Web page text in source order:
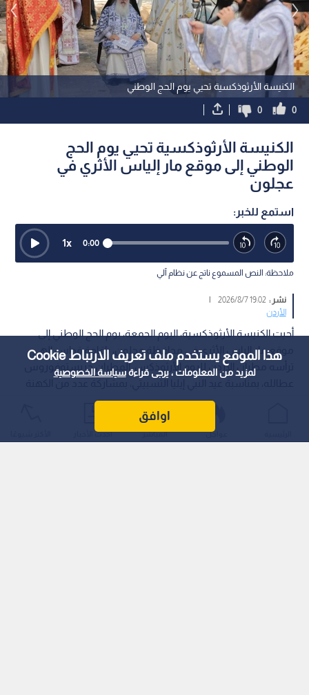
هذا الموقع يستخدم ملف تعريف الارتباط Cookie
لمزيد من المعلومات ، يرجى قراءةسياسة الخصوصية
اوافق
الكنيسة الأرثوذكسية تحيي يوم الحج الوطني
0
0
الكنيسة الأرثوذكسية تحيي يوم الحج
الوطني إلى موقع مار إلياس الأثري في
عجلون
استمع للخبر:
0:00
1x
ملاحظة: النص المسموع ناتج عن نظام آلي
نشر :19:02 2026/8/7
|
الأردن
أحيت الكنيسة الأرثوذكسية، اليوم الجمعة، يوم الحج الوطني إلى
موقع مار إلياس الأثري في محافظة عجلون، بإقامة قداس إلهي
ترأسه مطران الأردن للروم الأرثوذكس، المطران خريستوفوروس
وحضور مؤمنين وزوار من مختلف مناطق المملكة.
عواجل المباشر أحدث الأخبار